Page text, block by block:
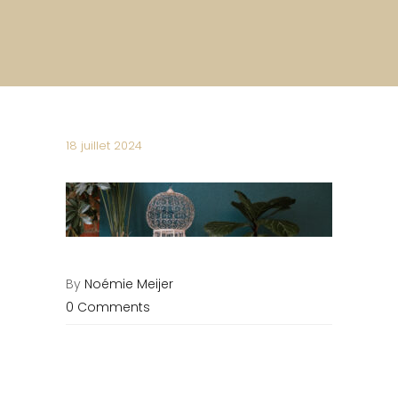
18 juillet 2024
By Noémie Meijer
0 Comments